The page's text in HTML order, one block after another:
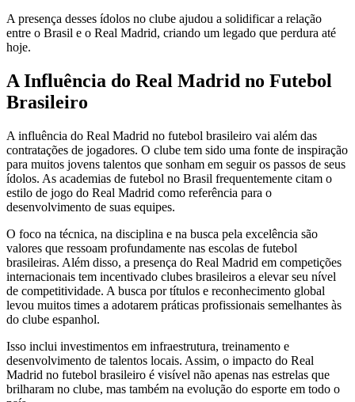
A presença desses ídolos no clube ajudou a solidificar a relação
entre o Brasil e o Real Madrid, criando um legado que perdura até
hoje.
A Influência do Real Madrid no Futebol
Brasileiro
A influência do Real Madrid no futebol brasileiro vai além das
contratações de jogadores. O clube tem sido uma fonte de inspiração
para muitos jovens talentos que sonham em seguir os passos de seus
ídolos. As academias de futebol no Brasil frequentemente citam o
estilo de jogo do Real Madrid como referência para o
desenvolvimento de suas equipes.
O foco na técnica, na disciplina e na busca pela excelência são
valores que ressoam profundamente nas escolas de futebol
brasileiras. Além disso, a presença do Real Madrid em competições
internacionais tem incentivado clubes brasileiros a elevar seu nível
de competitividade. A busca por títulos e reconhecimento global
levou muitos times a adotarem práticas profissionais semelhantes às
do clube espanhol.
Isso inclui investimentos em infraestrutura, treinamento e
desenvolvimento de talentos locais. Assim, o impacto do Real
Madrid no futebol brasileiro é visível não apenas nas estrelas que
brilharam no clube, mas também na evolução do esporte em todo o